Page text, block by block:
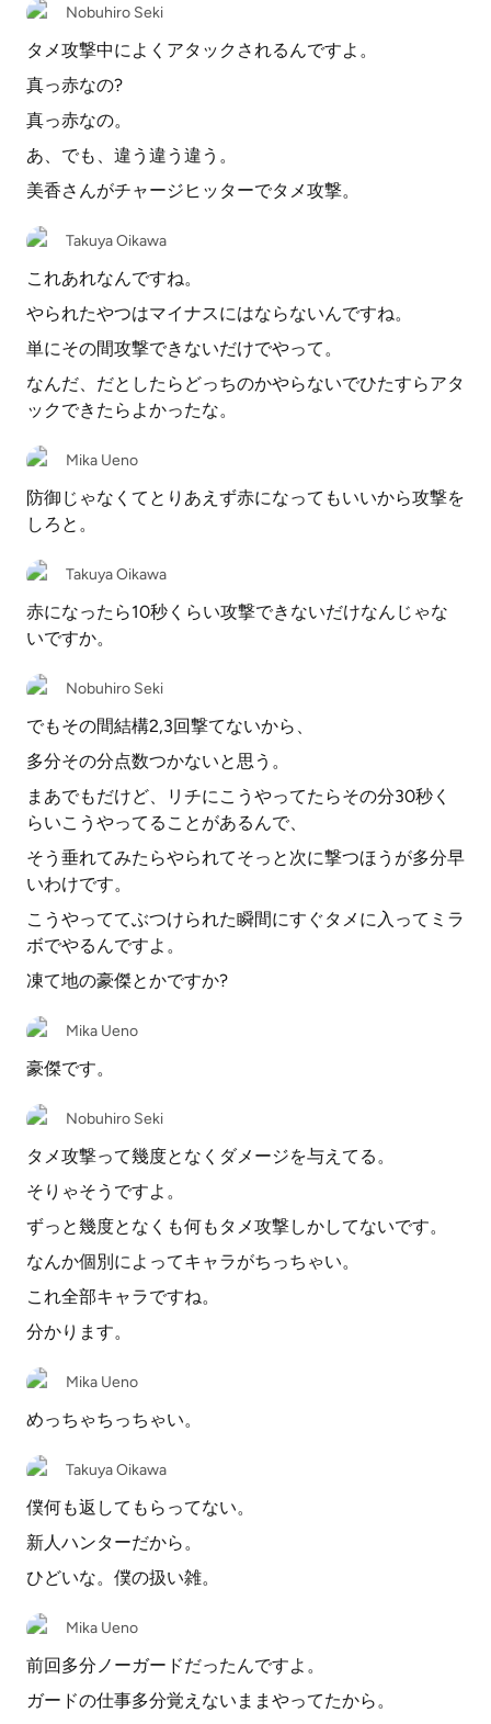
Nobuhiro Seki
タメ攻撃中によくアタックされるんですよ。
真っ赤なの?
真っ赤なの。
あ、でも、違う違う違う。
美香さんがチャージヒッターでタメ攻撃。
Takuya Oikawa
これあれなんですね。
やられたやつはマイナスにはならないんですね。
単にその間攻撃できないだけでやって。
なんだ、だとしたらどっちのかやらないでひたすらアタ
ックできたらよかったな。
Mika Ueno
防御じゃなくてとりあえず赤になってもいいから攻撃を
しろと。
Takuya Oikawa
赤になったら10秒くらい攻撃できないだけなんじゃな
いですか。
Nobuhiro Seki
でもその間結構2,3回撃てないから、
多分その分点数つかないと思う。
まあでもだけど、リチにこうやってたらその分30秒く
らいこうやってることがあるんで、
そう垂れてみたらやられてそっと次に撃つほうが多分早
いわけです。
こうやっててぶつけられた瞬間にすぐタメに入ってミラ
ボでやるんですよ。
凍て地の豪傑とかですか?
Mika Ueno
豪傑です。
Nobuhiro Seki
タメ攻撃って幾度となくダメージを与えてる。
そりゃそうですよ。
ずっと幾度となくも何もタメ攻撃しかしてないです。
なんか個別によってキャラがちっちゃい。
これ全部キャラですね。
分かります。
Mika Ueno
めっちゃちっちゃい。
Takuya Oikawa
僕何も返してもらってない。
新人ハンターだから。
ひどいな。僕の扱い雑。
Mika Ueno
前回多分ノーガードだったんですよ。
ガードの仕事多分覚えないままやってたから。